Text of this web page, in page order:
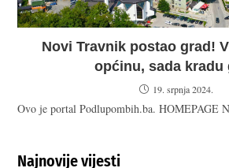
Novi Travnik postao grad!
općinu, sada kradu
19. srpnja 2024.
Ovo je portal Podlupombih.ba. HOMEPAGE
Najnovije vijesti